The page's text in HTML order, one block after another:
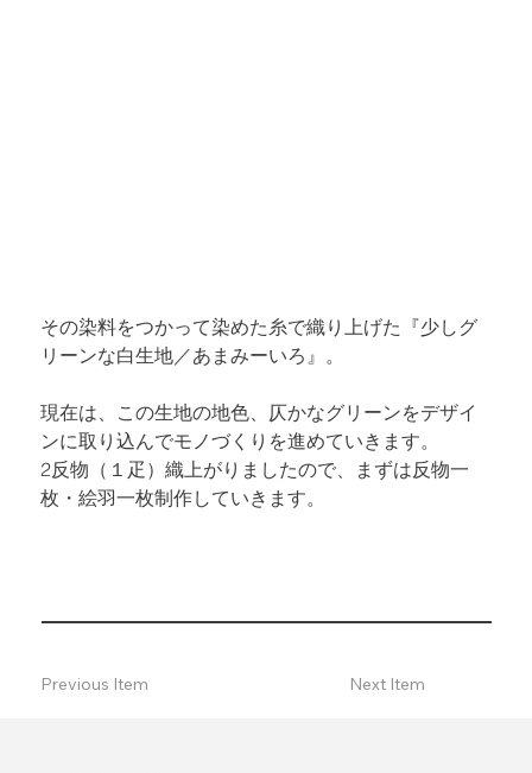
その染料をつかって染めた糸で織り上げた『少しグ
リーンな白生地／あまみーいろ』。
現在は、この生地の地色、仄かなグリーンをデザイ
ンに取り込んでモノづくりを進めていきます。
2反物（１疋）織上がりましたので、まずは反物一
枚・絵羽一枚制作していきます。
Next Item
Previous Item